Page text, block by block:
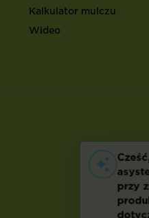
Kalkulator mulczu
Wideo